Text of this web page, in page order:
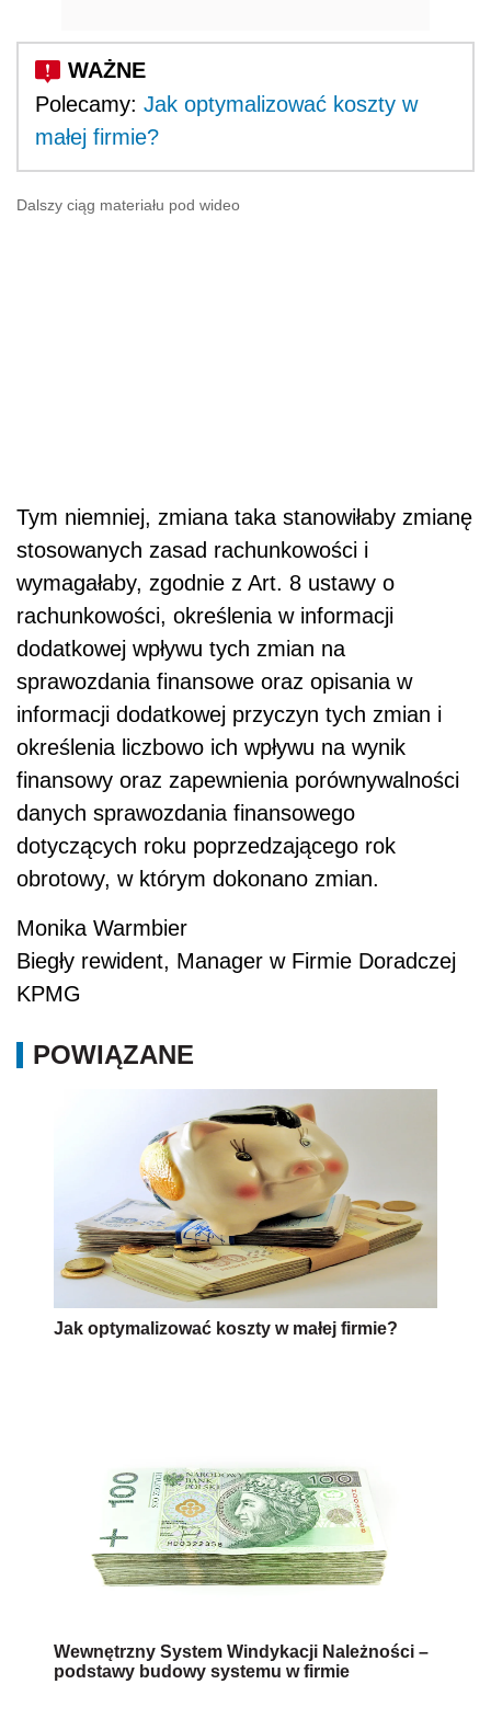
Polecamy: Jak optymalizować koszty w
małej firmie?
Dalszy ciąg materiału pod wideo
Tym niemniej, zmiana taka stanowiłaby zmianę
stosowanych zasad rachunkowości i
wymagałaby, zgodnie z Art. 8 ustawy o
rachunkowości, określenia w informacji
dodatkowej wpływu tych zmian na
sprawozdania finansowe oraz opisania w
informacji dodatkowej przyczyn tych zmian i
określenia liczbowo ich wpływu na wynik
finansowy oraz zapewnienia porównywalności
danych sprawozdania finansowego
dotyczących roku poprzedzającego rok
obrotowy, w którym dokonano zmian.
Monika Warmbier
Biegły rewident, Manager w Firmie Doradczej
KPMG
POWIĄZANE
Jak optymalizować koszty w małej firmie?
Wewnętrzny System Windykacji Należności –
podstawy budowy systemu w firmie